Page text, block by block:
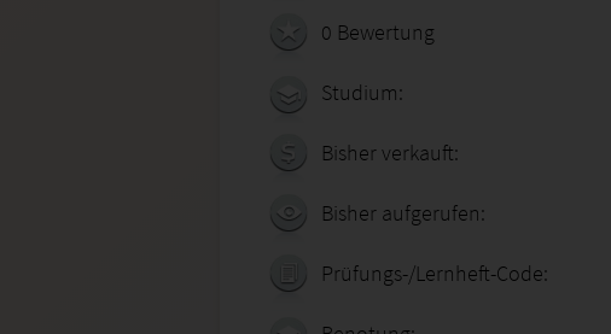
0 Bewertung
Studium:
Bisher verkauft:
Bisher aufgerufen:
Prüfungs-/Lernheft-Code: